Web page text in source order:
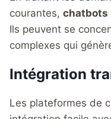
courantes, chatbots
Ils peuvent se
complexes qui
Intégration
Les plateformes de